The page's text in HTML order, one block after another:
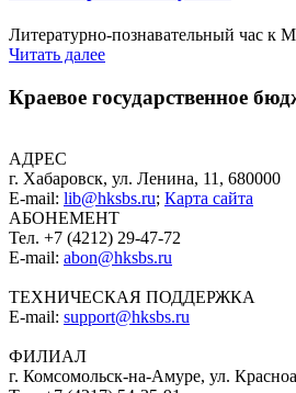
Литературно-познавательный час
Читать далее
Краевое государственное
АДРЕС
г. Хабаровск, ул. Ленина, 11, 680000
E-mail: lib@hksbs.ru; Карта сайта
АБОНЕМЕНТ
Тел. +7 (4212) 29-47-72
E-mail: abon@hksbs.ru
ТЕХНИЧЕСКАЯ ПОДДЕРЖКА
E-mail: support@hksbs.ru
ФИЛИАЛ
г. Комсомольск-на-Амуре, ул.